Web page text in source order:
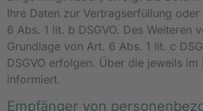
Ihre Daten zur Vertragserfüllung
6 Abs. 1 lit. b DSGVO. Des
Grundlage von Art. 6 Abs. 1 lit. c
DSGVO erfolgen. Über die jeweils
informiert.
Empfänger von